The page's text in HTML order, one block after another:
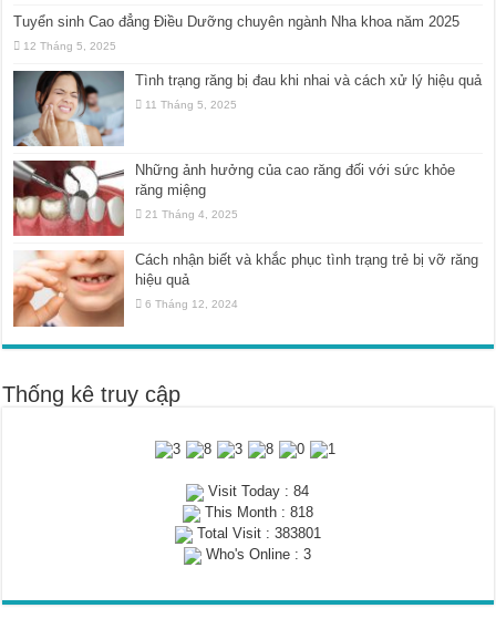
Tuyển sinh Cao đẳng Điều Dưỡng chuyên ngành Nha khoa năm 2025
12 Tháng 5, 2025
Tình trạng răng bị đau khi nhai và cách xử lý hiệu quả
11 Tháng 5, 2025
Những ảnh hưởng của cao răng đối với sức khỏe
răng miệng
21 Tháng 4, 2025
Cách nhận biết và khắc phục tình trạng trẻ bị vỡ răng
hiệu quả
6 Tháng 12, 2024
Thống kê truy cập
Visit Today : 84
This Month : 818
Total Visit : 383801
Who's Online : 3